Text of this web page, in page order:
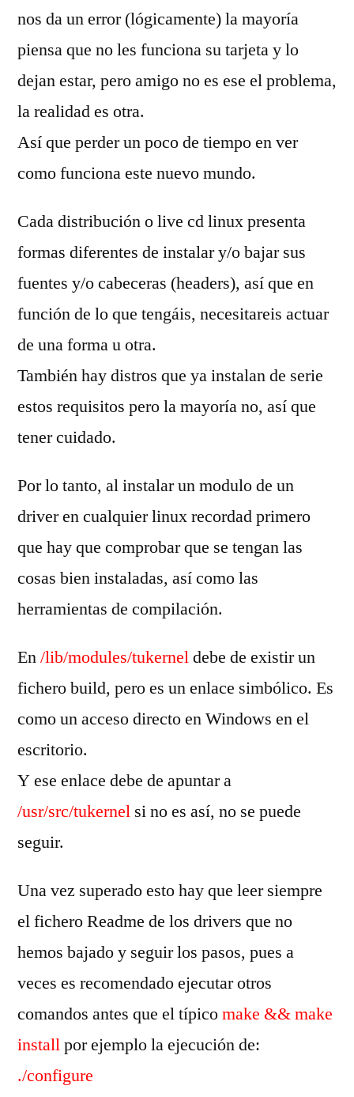
nos da un error (lógicamente) la mayoría
piensa que no les funciona su tarjeta y lo
dejan estar, pero amigo no es ese el problema,
la realidad es otra.
Así que perder un poco de tiempo en ver
como funciona este nuevo mundo.
Cada distribución o live cd linux presenta
formas diferentes de instalar y/o bajar sus
fuentes y/o cabeceras (headers), así que en
función de lo que tengáis, necesitareis actuar
de una forma u otra.
También hay distros que ya instalan de serie
estos requisitos pero la mayoría no, así que
tener cuidado.
Por lo tanto, al instalar un modulo de un
driver en cualquier linux recordad primero
que hay que comprobar que se tengan las
cosas bien instaladas, así como las
herramientas de compilación.
En/lib/modules/tukerneldebe de existir un
fichero build, pero es un enlace simbólico. Es
como un acceso directo en Windows en el
escritorio.
Y ese enlace debe de apuntar a
/usr/src/tukernel si no es así, no se puede
seguir.
Una vez superado esto hay que leer siempre
el fichero Readme de los drivers que no
hemos bajado y seguir los pasos, pues a
veces es recomendado ejecutar otros
comandos antes que el típicomake && make
installpor ejemplo la ejecución de:
./configure